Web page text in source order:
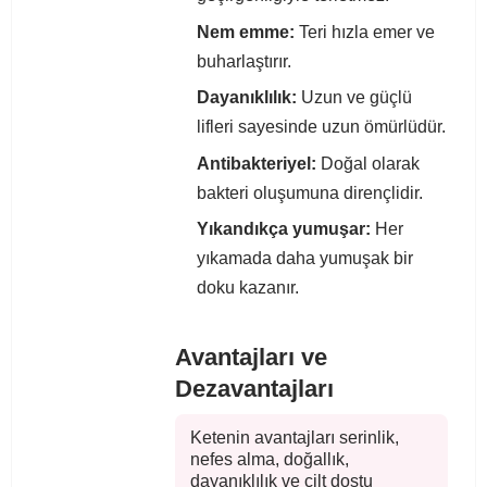
Nem emme: Teri hızla emer ve
buharlaştırır.
Dayanıklılık: Uzun ve güçlü
lifleri sayesinde uzun ömürlüdür.
Antibakteriyel: Doğal olarak
bakteri oluşumuna dirençlidir.
Yıkandıkça yumuşar: Her
yıkamada daha yumuşak bir
doku kazanır.
Avantajları ve
Dezavantajları
Ketenin avantajları serinlik,
nefes alma, doğallık,
dayanıklılık ve cilt dostu